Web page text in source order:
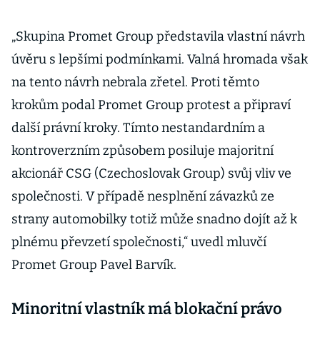
„Skupina Promet Group představila vlastní návrh
úvěru s lepšími podmínkami. Valná hromada však
na tento návrh nebrala zřetel. Proti těmto
krokům podal Promet Group protest a připraví
další právní kroky. Tímto nestandardním a
kontroverzním způsobem posiluje majoritní
akcionář CSG (Czechoslovak Group) svůj vliv ve
společnosti. V případě nesplnění závazků ze
strany automobilky totiž může snadno dojít až k
plnému převzetí společnosti,“ uvedl mluvčí
Promet Group Pavel Barvík.
Minoritní vlastník má blokační právo